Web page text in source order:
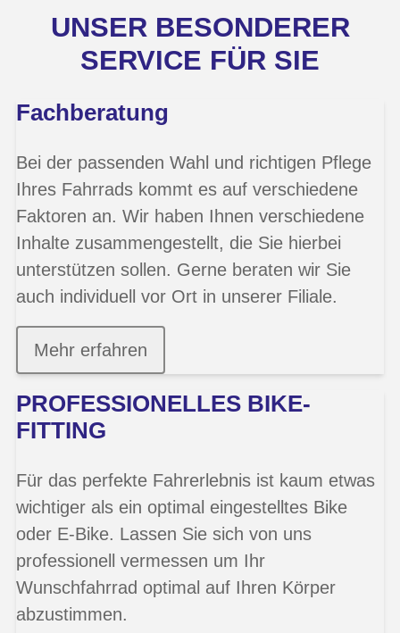
UNSER BESONDERER
SERVICE FÜR SIE
Fachberatung
Bei der passenden Wahl und richtigen Pflege
Ihres Fahrrads kommt es auf verschiedene
Faktoren an. Wir haben Ihnen verschiedene
Inhalte zusammengestellt, die Sie hierbei
unterstützen sollen. Gerne beraten wir Sie
auch individuell vor Ort in unserer Filiale.
Mehr erfahren
PROFESSIONELLES BIKE-
FITTING
Für das perfekte Fahrerlebnis ist kaum etwas
wichtiger als ein optimal eingestelltes Bike
oder E-Bike. Lassen Sie sich von uns
professionell vermessen um Ihr
Wunschfahrrad optimal auf Ihren Körper
abzustimmen.